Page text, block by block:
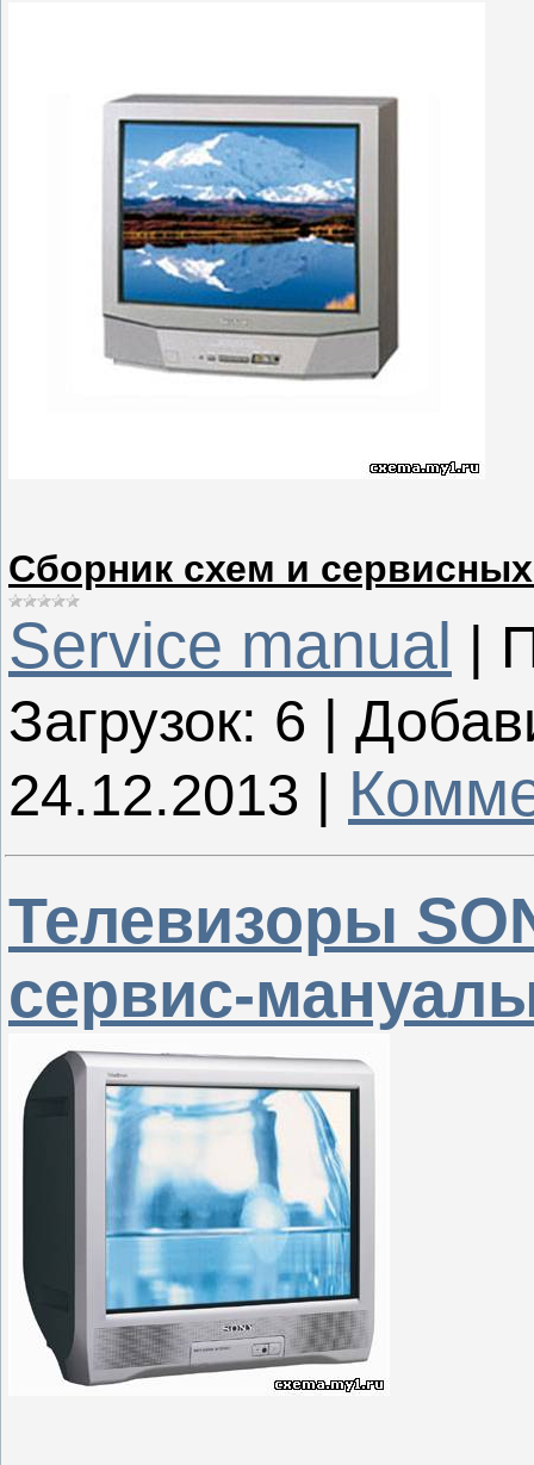
Сборник схем и
Service manual |
Загрузок: 6 |
24.12.2013 |
Телевизоры
сервис-